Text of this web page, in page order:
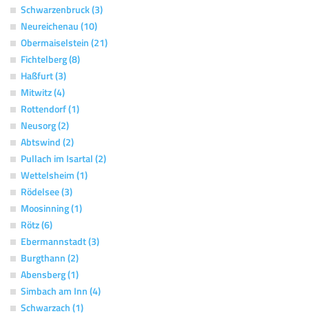
Schwarzenbruck (3)
Neureichenau (10)
Obermaiselstein (21)
Fichtelberg (8)
Haßfurt (3)
Mitwitz (4)
Rottendorf (1)
Neusorg (2)
Abtswind (2)
Pullach im Isartal (2)
Wettelsheim (1)
Rödelsee (3)
Moosinning (1)
Rötz (6)
Ebermannstadt (3)
Burgthann (2)
Abensberg (1)
Simbach am Inn (4)
Schwarzach (1)